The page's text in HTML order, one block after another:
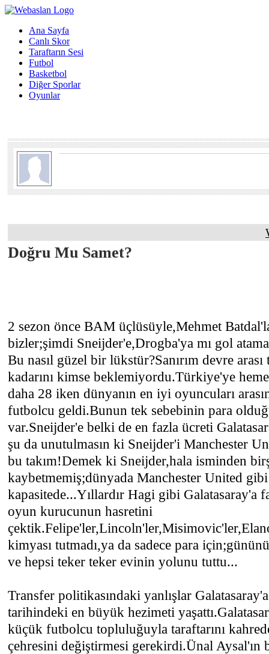
Ana Sayfa
Canlı Skor
Taraftarın Sesi
Futbol
Basketbol
Diğer Sporlar
Oyunlar
Doğru Mu Samet?
2 sezon önce BAM üçlüsüyle,Mehmet
bizler;şimdi Sneijder'e,Drogba'ya mı gol
Bu nasıl güzel bir lükstür?Sanırım devre
kadarını kimse beklemiyordu.Türkiye'ye
daha 28 iken dünyanın en iyi oyuncuları
futbolcu geldi.Bunun tek sebebinin para
var.Sneijder'e belki de en fazla ücreti
şu da unutulmasın ki Sneijder'i Manchester
bu takım!Demek ki Sneijder,hala isminden
kaybetmemiş;dünyada Manchester United
kapasitede...Yıllardır Hagi gibi Galatasaray'a
oyun kurucunun hasretini
kimyası tutmadı,ya da sadece para
ve hepsi teker teker evinin yolunu tuttu...
Transfer politikasındaki yanlışlar
tarihindeki en büyük hezimeti
küçük futbolcu topluluğuyla taraftarını
çehresini değiştirmesi gerekirdi.Ünal Aysal'ın